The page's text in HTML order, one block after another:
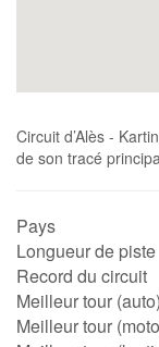
Circuit d’Alès -
de son tracé
Pays
Longueur de piste
Record du circuit
Meilleur tour (auto)
Meilleur tour